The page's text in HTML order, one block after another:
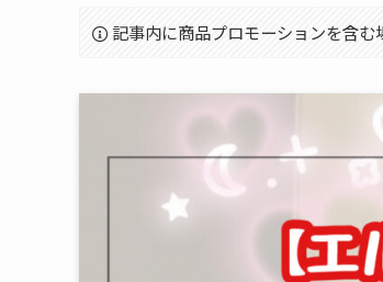
記事内に商品プロモーションを含む